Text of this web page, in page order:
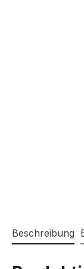
Beschreibung